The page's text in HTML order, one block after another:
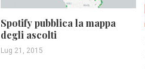
Spotify pubblica la mappa
degli ascolti
Lug 21, 2015